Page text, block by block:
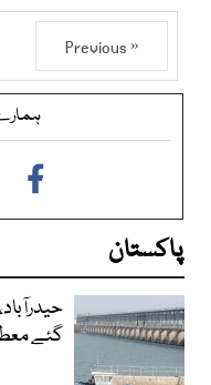
« Previous
پاکستان
گئے